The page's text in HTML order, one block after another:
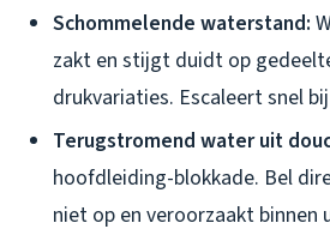
Schommelende waterstand:
zakt en stijgt duidt op
drukvariaties. Escaleert snel
Terugstromend water uit
hoofdleiding-blokkade. Bel
niet op en veroorzaakt binnen